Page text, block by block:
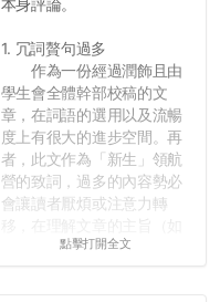
1. 冗詞贅句過多
作為一份經過潤飾且由
學生會全體幹部校稿的文
章，在詞語的選用以及流暢
度上有很大的進步空間。再
者，此文作為「新生」領航
營的致詞，過多的內容勢必
會讓讀者厭煩或注意力轉
果有的話）前就失去興趣。
點擊打開全文